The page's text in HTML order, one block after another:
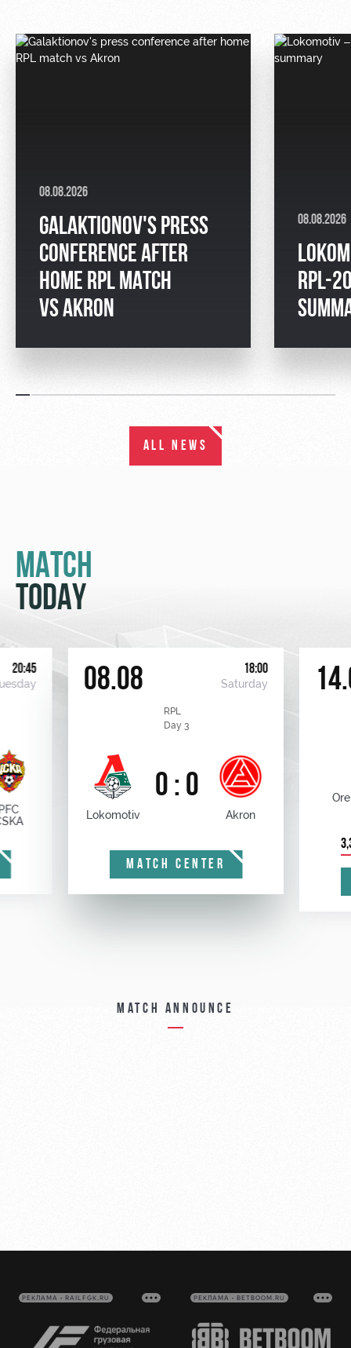
08.08.2026
GALAKTIONOV'S PRESS
CONFERENCE AFTER
HOME RPL MATCH
VS AKRON
08.08.2026
RPL-
ALL NEWS
MATCH
TODAY
20:45 08.08 18:00
Saturday
RPL
Day 3
Lokomotiv
0 : 0
Akron
MATCH CENTER
Match announce
РЕКЛАМА • RAILFGK.RU РЕКЛАМА • BETBOOM.RU